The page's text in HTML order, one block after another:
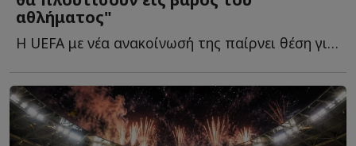
αθλήματος"
Η UEFA με νέα ανακοίνωσή της παίρνει θέση για τη διορία π...